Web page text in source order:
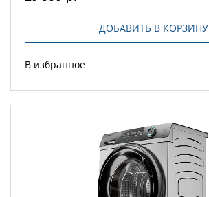
ДОБАВИТЬ В КОРЗИНУ
В избранное